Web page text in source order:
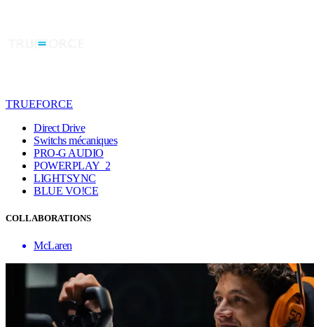
TRUEFORCE
Direct Drive
Switchs mécaniques
PRO-G AUDIO
POWERPLAY 2
LIGHTSYNC
BLUE VO!CE
COLLABORATIONS
McLaren